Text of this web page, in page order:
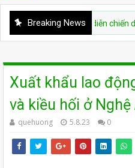
Breaking News
cáo buộc tái diễn chiến dịch đàn
Xuất khẩu lao
và kiều hối ở Nghệ
quehuong 5.8.23 0